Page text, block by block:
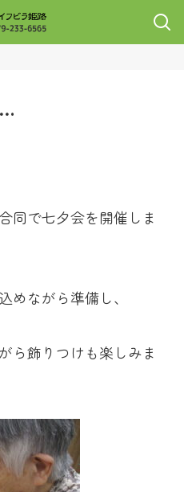
同で七夕会を開催しま
めながら準備し、
ら飾りつけも楽しみま